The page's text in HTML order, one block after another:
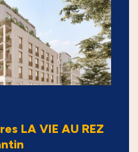
LA VIE AU REZ